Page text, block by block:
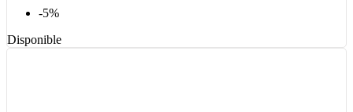
-5%
Disponible